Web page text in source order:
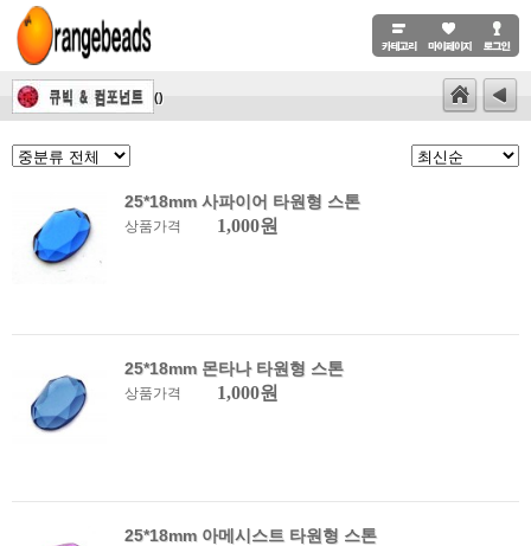
()
25*18mm 사파이어 타원형 스톤
상품가격 1,000원
25*18mm 몬타나 타원형 스톤
상품가격 1,000원
25*18mm 아메시스트 타원형 스톤